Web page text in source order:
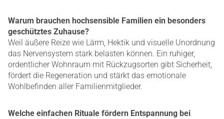
Warum brauchen hochsensible Familien ein besonders
geschütztes Zuhause?
Weil äußere Reize wie Lärm, Hektik und visuelle Unordnung
das Nervensystem stark belasten können. Ein ruhiger,
ordentlicher Wohnraum mit Rückzugsorten gibt Sicherheit,
fördert die Regeneration und stärkt das emotionale
Wohlbefinden aller Familienmitglieder.
Welche einfachen Rituale fördern Entspannung bei